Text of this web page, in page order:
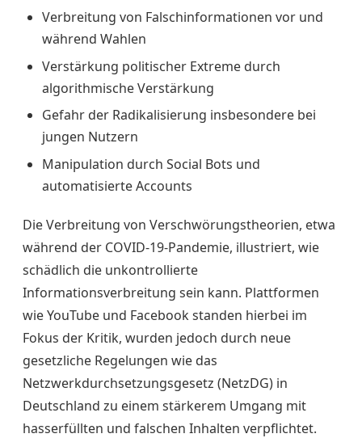
Verbreitung von Falschinformationen vor und
während Wahlen
Verstärkung politischer Extreme durch
algorithmische Verstärkung
Gefahr der Radikalisierung insbesondere bei
jungen Nutzern
Manipulation durch Social Bots und
automatisierte Accounts
Die Verbreitung von Verschwörungstheorien, etwa
während der COVID-19-Pandemie, illustriert, wie
schädlich die unkontrollierte
Informationsverbreitung sein kann. Plattformen
wie YouTube und Facebook standen hierbei im
Fokus der Kritik, wurden jedoch durch neue
gesetzliche Regelungen wie das
Netzwerkdurchsetzungsgesetz (NetzDG) in
Deutschland zu einem stärkerem Umgang mit
hasserfüllten und falschen Inhalten verpflichtet.